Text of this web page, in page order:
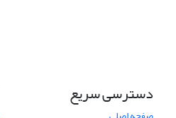
دسترسی سریع